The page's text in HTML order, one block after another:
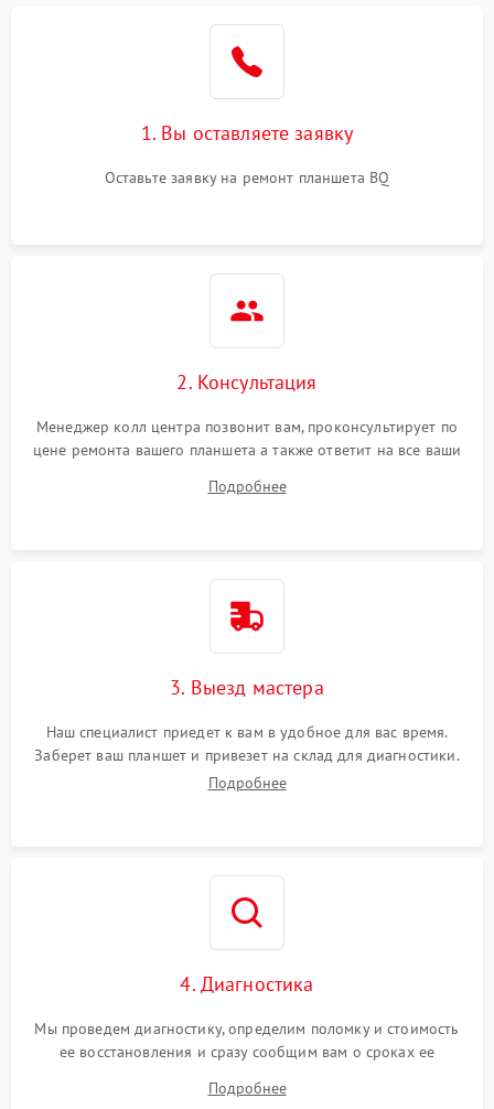
1. Вы оставляете заявку
Оставьте заявку на ремонт планшета BQ
2. Консультация
Менеджер колл центра позвонит вам, проконсультирует по
цене ремонта вашего планшета а также ответит на все ваши
Подробнее
3. Выезд мастера
Наш специалист приедет к вам в удобное для вас время.
Заберет ваш планшет и привезет на склад для диагностики.
Подробнее
4. Диагностика
Мы проведем диагностику, определим поломку и стоимость
ее восстановления и сразу сообщим вам о сроках ее
Подробнее